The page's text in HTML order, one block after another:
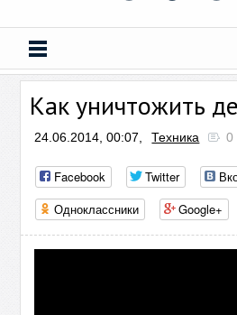
Как уничтожить
24.06.2014, 00:07, Техника 0
Facebook Twitter
Одноклассники
Google+